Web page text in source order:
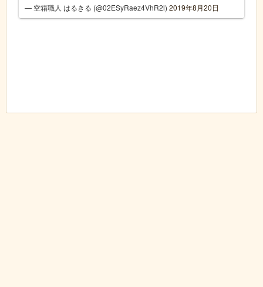
— 空箱職人 はるきる (@02ESyRaez4VhR2l) 2019年8月20日